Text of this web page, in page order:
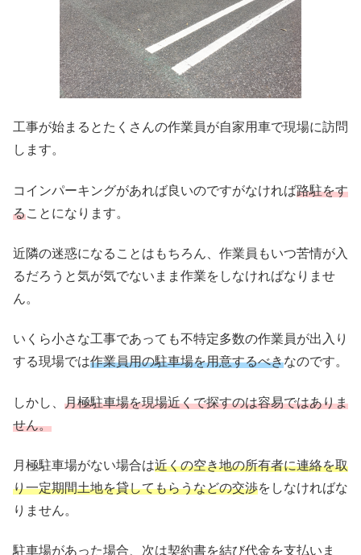
工事が始まるとたくさんの作業員が自家用車で現場に訪問
します。
コインパーキングがあれば良いのですがなければ路駐をす
ることになります。
近隣の迷惑になることはもちろん、作業員もいつ苦情が入
るだろうと気が気でないまま作業をしなければなりませ
ん。
いくら小さな工事であっても不特定多数の作業員が出入り
する現場では作業員用の駐車場を用意するべきなのです。
しかし、 月極駐車場を現場近くで探すのは容易ではありま
せん。
月極駐車場がない場合は近くの空き地の所有者に連絡を取
り一定期間土地を貸してもらうなどの交渉をしなければな
りません。
駐車場があった場合、次は契約書を結び代金を支払いま